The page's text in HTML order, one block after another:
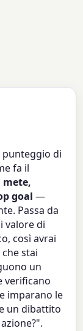
punteggio di
fa il
mete,
goal —
Passa da
valore di
così avrai
stai
un
verificano
imparano le
un dibattito